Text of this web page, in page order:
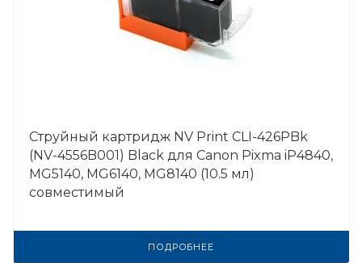
Струйный картридж NV Print CLI-426PBk
(NV-4556B001) Black для Canon Pixma iP4840,
MG5140, MG6140, MG8140 (10.5 мл)
совместимый
ПОДРОБНЕЕ